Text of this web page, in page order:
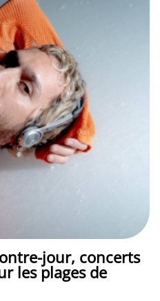
jour, concerts
les plages de